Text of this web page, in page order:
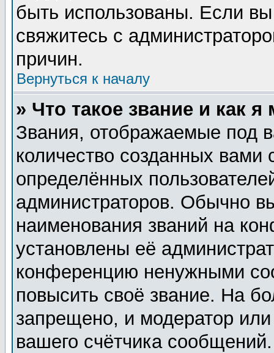
быть использованы. Если
свяжитесь с
причин.
Вернуться к началу
» Что такое звание и как я
Звания, отображаемые под
количество созданных
определённых
администраторов. Обычно
наименования званий на
установлены её
конференцию ненужными
повысить своё звание. На
запрещено, и модератор
вашего счётчика сообщений.